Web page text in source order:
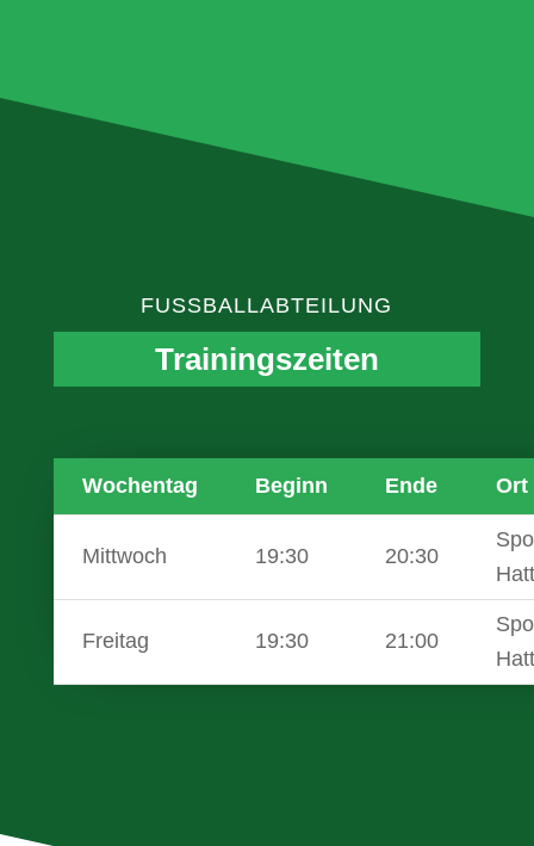
FUSSBALLABTEILUNG
Trainingszeiten
Wochentag Beginn Ende Ort
Mittwoch 19:30 20:30
Freitag 19:30 21:00